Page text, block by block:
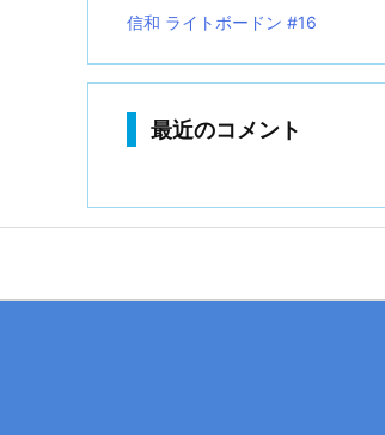
信和 ライトボードン #16
最近のコメント